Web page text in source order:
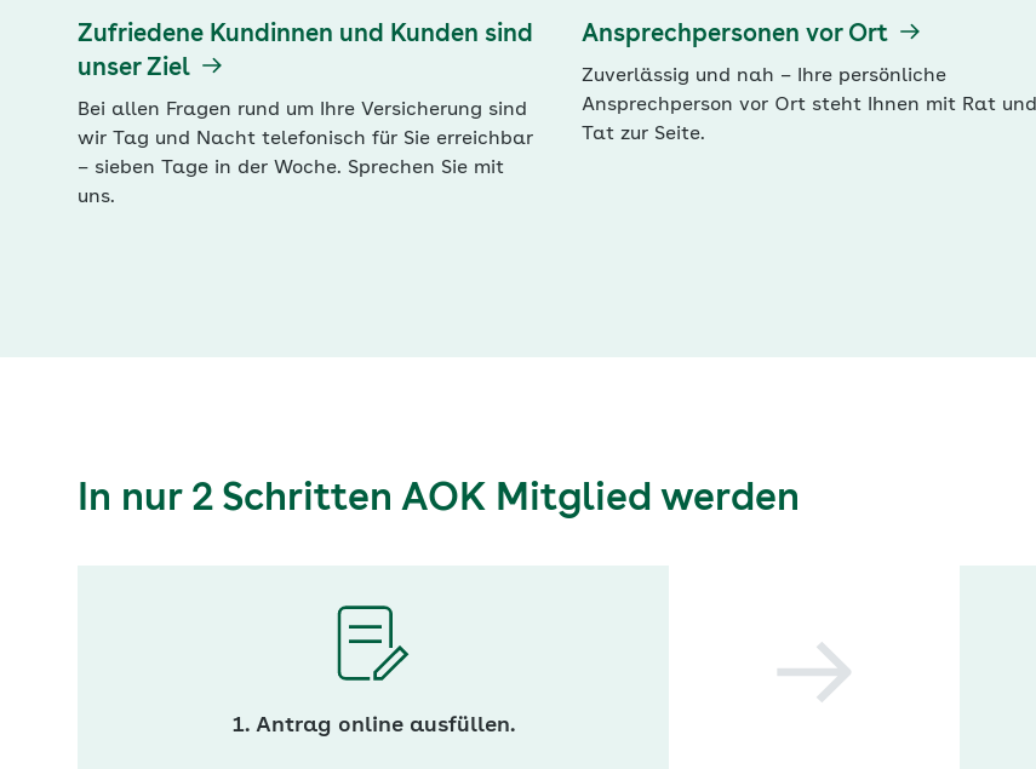
Zufriedene Kundinnen und Kunden sind
unser Ziel
Bei allen Fragen rund um Ihre Versicherung sind
wir Tag und Nacht telefonisch für Sie erreichbar
– sieben Tage in der Woche. Sprechen Sie mit
uns.
Ansprechpersonen vor Ort
Zuverlässig und nah – Ihre persönliche
Ansprechperson vor Ort steht Ihnen mit Rat und
Tat zur Seite.
In nur 2 Schritten AOK Mitglied werden
1. Antrag online ausfüllen.